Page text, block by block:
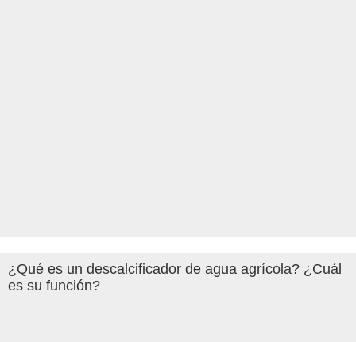
¿Qué es un descalcificador de agua agrícola? ¿Cuál
es su función?